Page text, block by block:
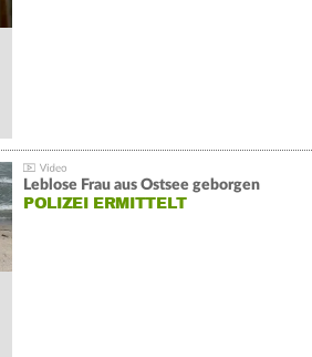
Leblose Frau aus Ostsee geborgen
POLIZEI ERMITTELT